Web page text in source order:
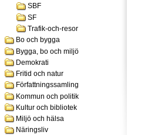
SBF
SF
Trafik-och-resor
Bo och bygga
Bygga, bo och miljö
Demokrati
Fritid och natur
Författningssamling
Kommun och politik
Kultur och bibliotek
Miljö och hälsa
Näringsliv